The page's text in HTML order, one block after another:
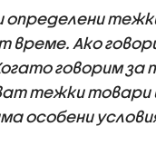
време. Ако
говорим за
тежки
особени